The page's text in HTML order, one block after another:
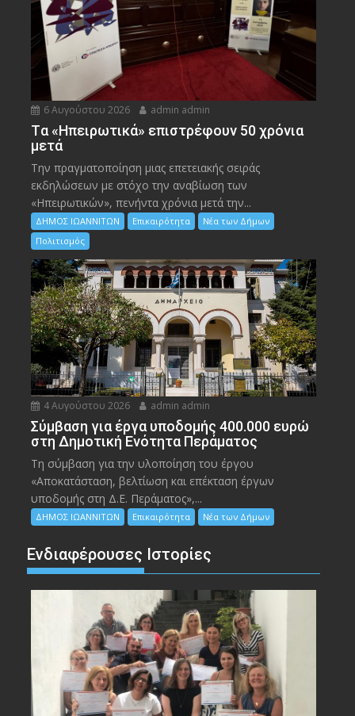
6 Αυγούστου 2026 admin admin
Tα «Ηπειρωτικά» επιστρέφουν 50 χρόνια
μετά
Την πραγματοποίηση μιας επετειακής σειράς
εκδηλώσεων με στόχο την αναβίωση των
«Ηπειρωτικών», πενήντα χρόνια μετά την...
ΔΗΜΟΣ ΙΩΑΝΝΙΤΩΝ Επικαιρότητα
Νέα των Δήμων
Πολιτισμός
4 Αυγούστου 2026 admin admin
Σύμβαση για έργα υποδομής 400.000 ευρώ
στη Δημοτική Ενότητα Περάματος
Τη σύμβαση για την υλοποίηση του έργου
«Αποκατάσταση, βελτίωση και επέκταση έργων
υποδομής στη Δ.Ε. Περάματος»,...
ΔΗΜΟΣ ΙΩΑΝΝΙΤΩΝ Επικαιρότητα Νέα των Δήμων
Ενδιαφέρουσες Ιστορίες